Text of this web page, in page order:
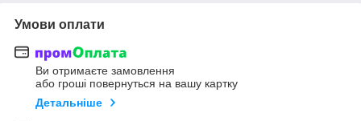
Умови оплати
Ви отримаєте замовлення
або гроші повернуться на вашу картку
Детальніше